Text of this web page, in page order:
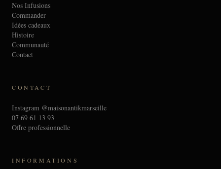
Nos Infusions
Commander
Idées cadeaux
Histoire
Communauté
Contact
CONTACT
Instagram @maisonantikmarseille
07 69 61 13 93
Offre professionnelle
INFORMATIONS